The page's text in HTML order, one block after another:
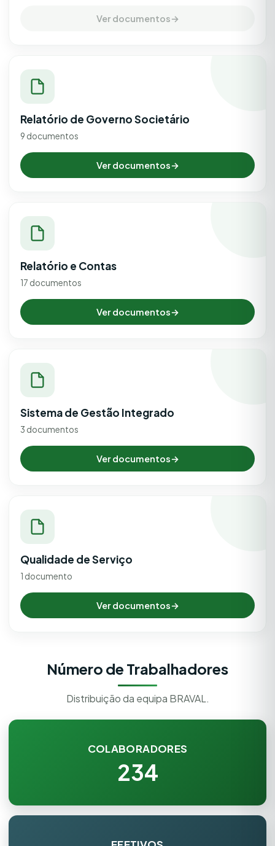
Ver documentos→
Relatório de Governo Societário
9 documentos
Ver documentos→
Relatório e Contas
17 documentos
Ver documentos→
Sistema de Gestão Integrado
3 documentos
Ver documentos→
Qualidade de Serviço
1 documento
Ver documentos→
Número de Trabalhadores
Distribuição da equipa BRAVAL.
COLABORADORES
234